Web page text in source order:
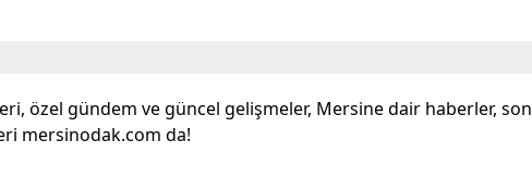
özel gündem ve güncel gelişmeler, Mersine dair haberler, son
mersinodak.com da!